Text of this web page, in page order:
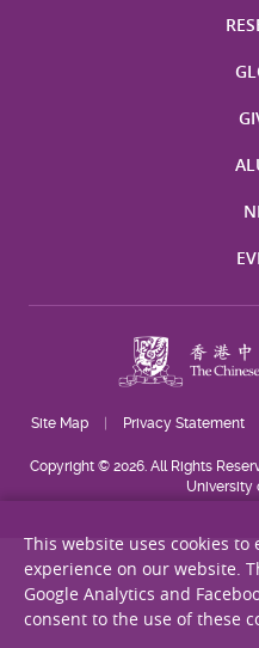
Site Map Privacy Statement
Copyright © 2026. All Rights
University
This website uses cookies
experience on our website.
Google Analytics and
consent to the use of these